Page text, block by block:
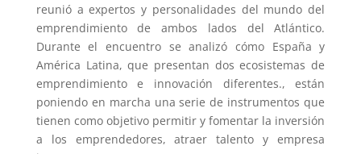
reunió a expertos y personalidades del mundo del
emprendimiento de ambos lados del Atlántico.
Durante el encuentro se analizó cómo España y
América Latina, que presentan dos ecosistemas de
emprendimiento e innovación diferentes., están
poniendo en marcha una serie de instrumentos que
tienen como objetivo permitir y fomentar la inversión
a los emprendedores, atraer talento y empresa